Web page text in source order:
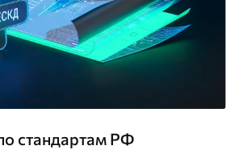
стандартам РФ